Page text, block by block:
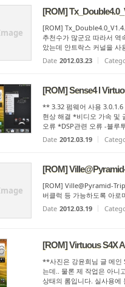
[ROM]
[ROM]
추천수가 많군요 따라서 역
았는데 안트락스 커널을 사
Date 2012.03.23
[ROM] Sense4 l
** 3.32 펌웨어 사용
현상 해결 *비디오 가속 및
오류 *DSP관련 오류 -블루
Date 2012.03.19
[ROM]
[ROM] Ville@Pyramid-
버클럭 등 가능하도록 아로
Date 2012.03.19
[ROM] Virtuous S4X
**사진은 강윤희님 글 메인
는데.. 물론 제 작업은 아니
상태의 롬입니다. 실사용에